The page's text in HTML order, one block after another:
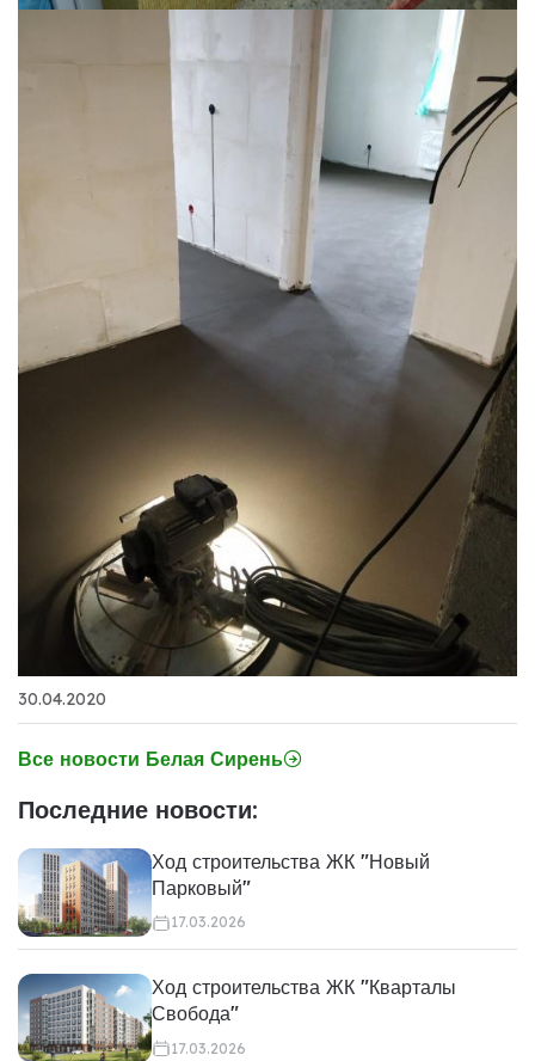
30.04.2020
Все новости Белая Сирень
Последние новости:
Ход строительства ЖК "Новый
Парковый"
17.03.2026
Ход строительства ЖК "Кварталы
Свобода"
17.03.2026